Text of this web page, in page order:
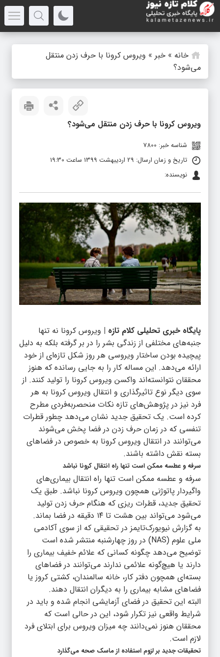
خانه » خبر » ویروس کرونا با حرف زدن منتقل
می‌شود؟
ویروس کرونا با حرف زدن منتقل می‌شود؟
شناسه خبر: 7800
تاریخ و زمان ارسال: 29 اردیبهشت 1399 ساعت 19:30
نویسنده:
پایگاه خبری تحلیلی کلام تازه | ویروس کرونا نه تنها
جنبه‌های مختلفی از زندگی بشر را در بر گرفته بلکه به دلیل
پیچیده بودن ساختار ویروسی هر روز شکل تازه‌ای از خود
ارائه می‌دهد. این مساله کار را به جایی رسانده که هنوز
محققان نتوانسته‌اند واکسن ویروس کرونا را تولید کنند. از
سوی دیگر نوع تاثیرگذاری و انتقال ویروس کرونا به هر
فرد نیز در پژوهش‌های تازه نکات منحصربه‌فردی مطرح
کرده است. یک تحقیق جدید نشان می‌دهد چطور قطرات
تنفسی که در زمان حرف زدن در فضا پخش می‌شوند
می‌توانند در انتقال ویروس کرونا به خصوص در فضاهای
بسته نقش داشته باشند.
سرفه و عطسه ممکن است تنها راه انتقال کرونا نباشد
سرفه و عطسه ممکن است تنها راه انتقال بیماری‌های
واگیردار پاتوژنی همچون ویروس کرونا نباشد. طبق یک
تحقیق جدید، قطرات ریزی که هنگام حرف زدن تولید
می‌شود می‌تواند بین هشت تا ۱۴ دقیقه در فضا بماند.
به گزارش نیویورک‌تایمز در تحقیقی که از سوی آکادمی
ملی علوم (NAS) در روز چهارشنبه منتشر شده است
توضیح می‌دهد چگونه کسانی که علائم خفیف بیماری را
دارند یا هیچ‌گونه علائمی ندارند می‌توانند در فضاهای
بسته‌ای همچون دفتر کار، خانه سالمندان، کشتی کروز یا
فضاهای مشابه بیماری را به دیگران انتقال دهند.
البته این تحقیق در فضای آزمایشی انجام شده و باید در
شرایط واقعی نیز تکرار شود، این در حالی است که
محققان هنوز نمی‌دانند چه میزان ویروس برای ابتلای فرد
لازم است.
تحقیقات جدید بر لزوم استفاده از ماسک صحه می‌گذارد